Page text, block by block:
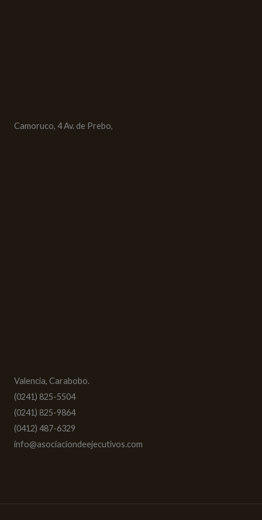
Camoruco, 4 Av. de Prebo,
Valencia, Carabobo.
(0241) 825-5504
(0241) 825-9864
(0412) 487-6329
info@asociaciondeejecutivos.com